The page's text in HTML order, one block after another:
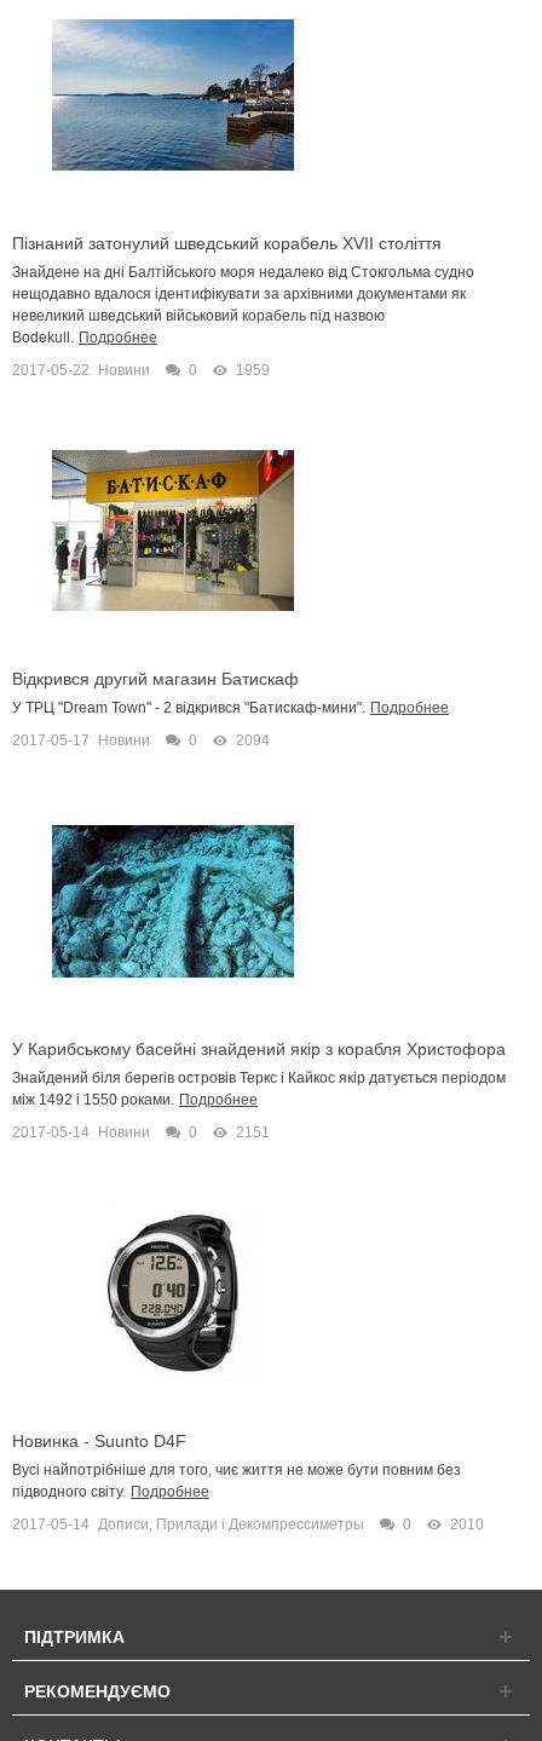
Пізнаний затонулий шведський корабель XVII століття
Знайдене на дні Балтійського моря недалеко від Стокгольма судно
нещодавно вдалося ідентифікувати за архівними документами як
невеликий шведський військовий корабель під назвою
Bodekull. Подробнее
2017-05-22
Новини 0 1959
Відкрився другий магазин Батискаф
У ТРЦ "Dream Town" - 2 відкрився "Батискаф-мини". Подробнее
2017-05-17
Новини 0 2094
У Карибському басейні знайдений якір з корабля Христофора
Колумба
Знайдений біля берегів островів Теркс і Кайкос якір датується періодом
між 1492 і 1550 роками. Подробнее
2017-05-14
Новини 0 2151
Новинка - Suunto D4F
Вусі найпотрібніше для того, чиє життя не може бути повним без
підводного світу. Подробнее
2017-05-14 Дописи, Прилади і Декомпрессиметры 0 2010
ПІДТРИМКА
РЕКОМЕНДУЄМО